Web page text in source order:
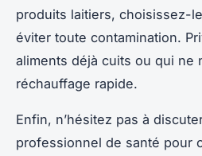
produits laitiers, choisissez-
éviter toute contamination.
aliments déjà cuits ou qui ne
réchauffage rapide.
Enfin, n’hésitez pas à
professionnel de santé pour